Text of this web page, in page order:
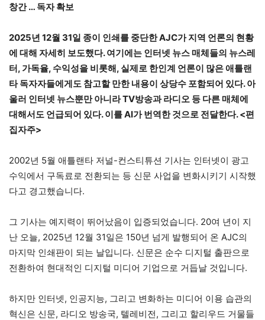
창간 … 독자 확보
2025년 12월 31일 종이 인쇄를 중단한 AJC가 지역 언론의 현황
에 대해 자세히 보도했다. 여기에는 인터넷 뉴스 매체들의 뉴스레
터, 가독율, 수익성을 비롯해, 실제로 한인계 언론이 많은 애틀랜
타 독자자들에게도 참고할 만한 내용이 상당수 포함되어 있다. 아
울러 인터넷 뉴스뿐만 아니라 TV방송과 라디오 등 다른 매체에
대해서도 언급되어 있다. 이를 AI가 번역한 것으로 전달한다. <편
집자주>
2002년 5월 애틀랜타 저널-컨스티튜션 기사는 인터넷이 광고
수익에서 구독료로 전환되는 등 신문 사업을 변화시키기 시작했
다고 경고했습니다.
그 기사는 예지력이 뛰어났음이 입증되었습니다. 20여 년이 지
난 오늘, 2025년 12월 31일은 150년 넘게 발행되어 온 AJC의
마지막 인쇄판이 되는 날입니다. 신문은 순수 디지털 출판으로
전환하여 현대적인 디지털 미디어 기업으로 거듭날 것입니다.
하지만 인터넷, 인공지능, 그리고 변화하는 미디어 이용 습관의
혁신은 신문, 라디오 방송국, 텔레비전, 그리고 할리우드 거물들